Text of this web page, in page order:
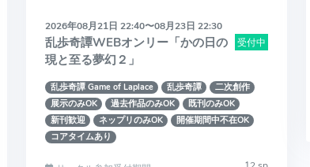
2026年08月21日 22:40〜08月23日 22:30
受付中
乱歩奇譚WEBオンリー「かの日の
現と至る夢幻２」
乱歩奇譚 Game of Laplace 乱歩奇譚
二次創作
展示のみOK
過去作品のみOK
既刊のみOK
新刊歓迎
ネップリのみOK
開催期間中不在OK
コアタイムあり